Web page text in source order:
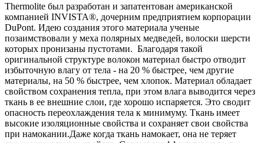
Thermolite был разработан и запатентован американской
компанией INVISTA®, дочерним предприятием корпорации
DuPont. Идею создания этого материала ученые
позаимствовали у меха полярных медведей, волоски шерсти
которых пронизаны пустотами. Благодаря такой
оригинальной структуре волокон материал быстро отводит
избыточную влагу от тела - на 20 % быстрее, чем другие
материалы, на 50 % быстрее, чем хлопок. Материал обладает
свойством сохранения тепла, при этом влага выводится через
ткань в ее внешние слои, где хорошо испаряется. Это сводит
опасность переохлаждения тела к минимуму. Ткань имеет
высокие изоляционные свойства и сохраняет свои свойства
при намокании.Даже когда ткань намокает, она не теряет